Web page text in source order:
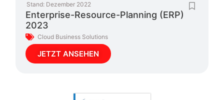
Stand: Dezember 2022
Enterprise-Resource-Planning (ERP)
2023
Cloud Business Solutions
JETZT ANSEHEN